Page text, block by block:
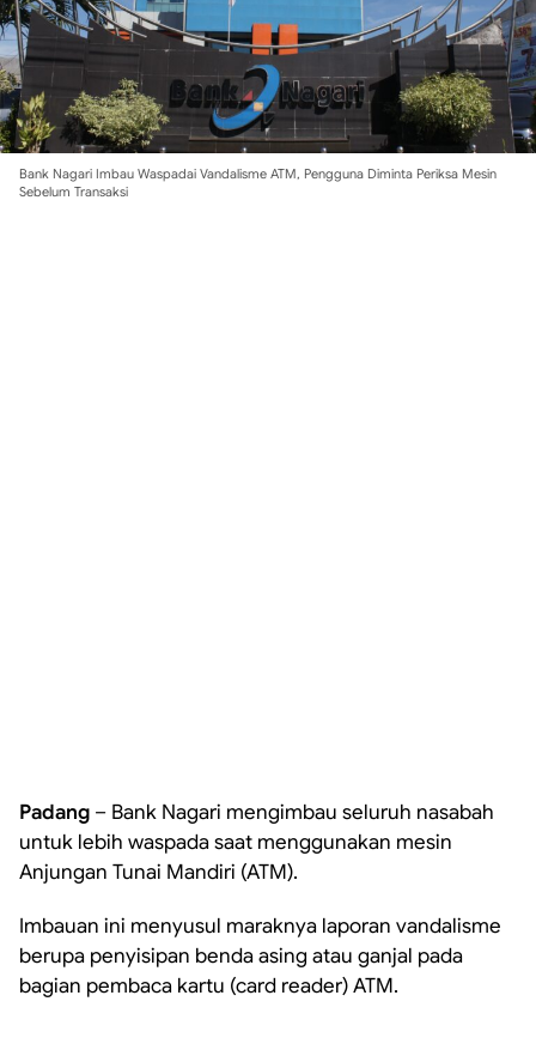
Bank Nagari Imbau Waspadai Vandalisme ATM, Pengguna Diminta Periksa Mesin
Sebelum Transaksi
Padang – Bank Nagari mengimbau seluruh nasabah
untuk lebih waspada saat menggunakan mesin
Anjungan Tunai Mandiri (ATM).
Imbauan ini menyusul maraknya laporan vandalisme
berupa penyisipan benda asing atau ganjal pada
bagian pembaca kartu (card reader) ATM.